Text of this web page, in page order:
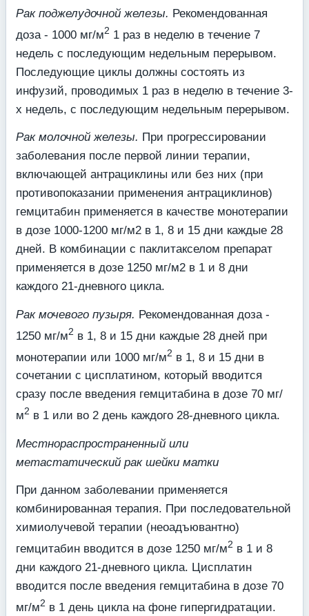
Рак поджелудочной железы. Рекомендованная
доза - 1000 мг/м2 1 раз в неделю в течение 7
недель с последующим недельным перерывом.
Последующие циклы должны состоять из
инфузий, проводимых 1 раз в неделю в течение 3-
х недель, с последующим недельным перерывом.
Рак молочной железы. При прогрессировании
заболевания после первой линии терапии,
включающей антрациклины или без них (при
противопоказании применения антрациклинов)
гемцитабин применяется в качестве монотерапии
в дозе 1000-1200 мг/м2 в 1, 8 и 15 дни каждые 28
дней. В комбинации с паклитакселом препарат
применяется в дозе 1250 мг/м2 в 1 и 8 дни
каждого 21-дневного цикла.
Рак мочевого пузыря. Рекомендованная доза -
1250 мг/м2 в 1, 8 и 15 дни каждые 28 дней при
монотерапии или 1000 мг/м2 в 1, 8 и 15 дни в
сочетании с цисплатином, который вводится
сразу после введения гемцитабина в дозе 70 мг/
м2 в 1 или во 2 день каждого 28-дневного цикла.
Местнораспространенный или
метастатический рак шейки матки
При данном заболевании применяется
комбинированная терапия. При последовательной
химиолучевой терапии (неоадъювантно)
гемцитабин вводится в дозе 1250 мг/м2 в 1 и 8
дни каждого 21-дневного цикла. Цисплатин
вводится после введения гемцитабина в дозе 70
мг/м2 в 1 день цикла на фоне гипергидратации.